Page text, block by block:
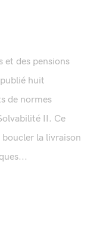
et des pensions
publié huit
de normes
II. Ce
la livraison